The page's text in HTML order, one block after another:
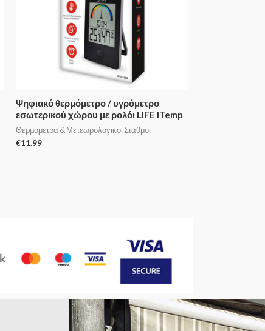
Ψηφιακό θερμόμετρο / υγρόμετρο
εσωτερικού χώρου με ρολόι LIFE iTemp
Θερμόμετρα & Μετεωρολογικοί Σταθμοί
€11.99